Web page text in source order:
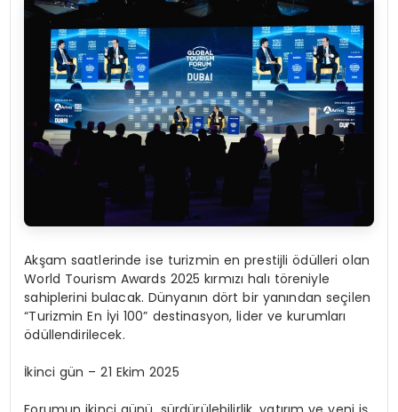
Akşam saatlerinde ise turizmin en prestijli ödülleri olan
World Tourism Awards 2025 kırmızı halı töreniyle
sahiplerini bulacak. Dünyanın dört bir yanından seçilen
“Turizmin En İyi 100” destinasyon, lider ve kurumları
ödüllendirilecek.
İkinci gün – 21 Ekim 2025